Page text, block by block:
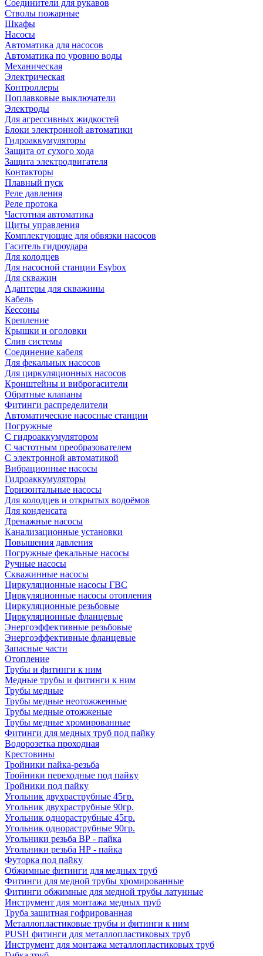
Соединители для рукавов
Стволы пожарные
Шкафы
Насосы
Автоматика для насосов
Автоматика по уровню воды
Механическая
Электрическая
Контроллеры
Поплавковые выключатели
Электроды
Для агрессивных жидкостей
Блоки электронной автоматики
Гидроаккумуляторы
Защита от сухого хода
Защита электродвигателя
Контакторы
Плавный пуск
Реле давления
Реле протока
Частотная автоматика
Щиты управления
Комплектующие для обвязки насосов
Гаситель гидроудара
Для колодцев
Для насосной станции Esybox
Для скважин
Адаптеры для скважины
Кабель
Кессоны
Крепление
Крышки и оголовки
Слив системы
Соединение кабеля
Для фекальных насосов
Для циркуляционных насосов
Кронштейны и виброгасители
Обратные клапаны
Фитинги распределители
Автоматические насосные станции
Погружные
С гидроаккумулятором
С частотным преобразователем
С электронной автоматикой
Вибрационные насосы
Гидроаккумуляторы
Горизонтальные насосы
Для колодцев и открытых водоёмов
Для конденсата
Дренажные насосы
Канализационные установки
Повышения давления
Погружные фекальные насосы
Ручные насосы
Скважинные насосы
Циркуляционные насосы ГВС
Циркуляционные насосы отопления
Циркуляционные резьбовые
Циркуляционные фланцевые
Энергоэффективные резьбовые
Энергоэффективные фланцевые
Запасные части
Отопление
Трубы и фитинги к ним
Медные трубы и фитинги к ним
Трубы медные
Трубы медные неотожженные
Трубы медные отожженые
Трубы медные хромированные
Фитинги для медных труб под пайку
Водорозетка проходная
Крестовины
Тройники пайка-резьба
Тройники переходные под пайку
Тройники под пайку
Угольник двухраструбные 45гр.
Угольник двухраструбные 90гр.
Угольник однораструбные 45гр.
Угольник однораструбные 90гр.
Угольники резьба ВР - пайка
Угольники резьба НР - пайка
Футорка под пайку
Обжимные фитинги для медных труб
Фитинги для медной трубы хромированные
Фитинги обжимные для медной трубы латунные
Инструмент для монтажа медных труб
Труба защитная гофрированная
Металлопластиковые трубы и фитинги к ним
PUSH фитинги для металлопластиковых труб
Инструмент для монтажа металлопластиковых труб